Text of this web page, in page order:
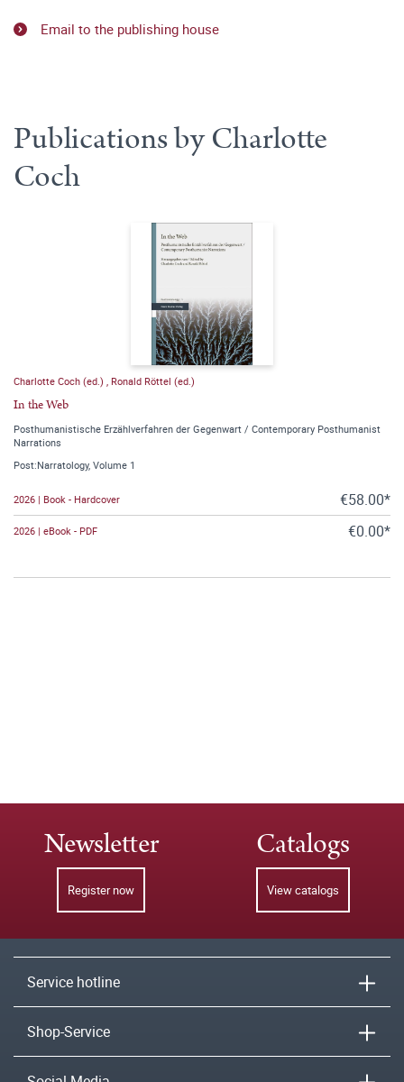
Email to the publishing house
Publications by Charlotte
Coch
Charlotte Coch (ed.) Ronald Röttel (ed.)
In the Web
Posthumanistische Erzählverfahren der Gegenwart / Contemporary Posthumanist
Narrations
Post:Narratology, Volume 1
2026 | Book - Hardcover €58.00*
2026 | eBook - PDF €0.00*
Newsletter
Register now
Catalogs
View catalogs
Service hotline
Shop-Service